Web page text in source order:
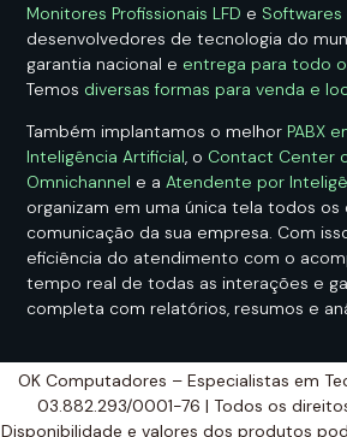
Monitores Profissionais LFD e Softwares
desenvolvedores de tecnologia do
garantia nacional e entrega para todo o
Temos diversas formas para venda e
Também implantamos o melhor PABX
Inteligência Artificial, o Contact Center
Omnichannel e aAtendente por
organizam em uma única tela todos os
comunicação da sua empresa. Com
eficiência do atendimento com o
tempo real de todas as interações e
completa com relatórios, resumos e
OK Computadores – Especialistas em
03.882.293/0001-76 | Todos os
Disponibilidade e valores dos produtos